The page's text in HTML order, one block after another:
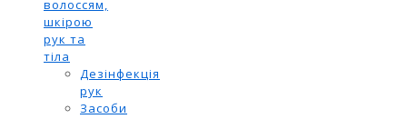
волоссям,
шкірою
рук та
тіла
Дезінфекція
рук
Засоби